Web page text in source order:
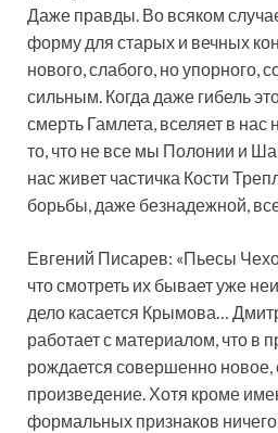
Даже правды. Во всяком
форму для старых и вечных
нового, слабого, но упорного,
сильным. Когда даже гибель
смерть Гамлета, вселяет в
то, что не все мы Полонии и
нас живет частичка Кости
борьбы, даже безнадежной,
Евгений Писарев: «Пьесы
что смотреть их бывает уже
дело касается Крымова…
работает с материалом, что в
рождается совершенно новое,
произведение. Хотя кроме
формальных признаков ничего